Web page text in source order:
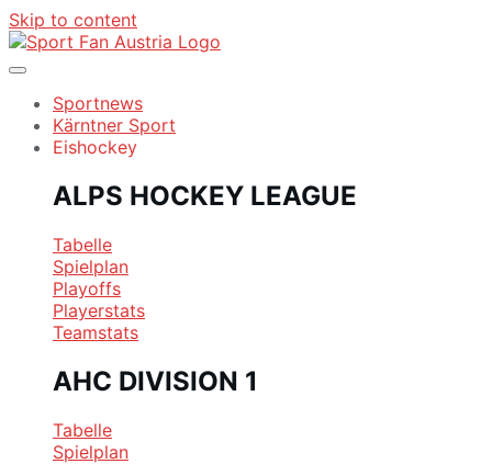
Skip to content
Sportnews
Kärntner Sport
Eishockey
ALPS HOCKEY LEAGUE
Tabelle
Spielplan
Playoffs
Playerstats
Teamstats
AHC DIVISION 1
Tabelle
Spielplan